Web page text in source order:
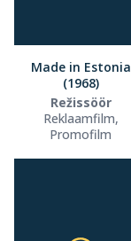
Made in Estonia
(1968)
Režissöör
Reklaamfilm,
Promofilm